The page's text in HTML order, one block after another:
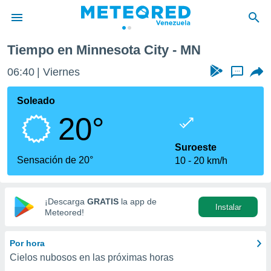
de
ha
calidad.
a este
las
y
digital
basada
Tiempo en Minnesota City - MN
06:40 Viernes ...
Soleado
20°
Sensación de 20°
Suroeste
10
20 km/h
¡Descarga GRATIS la app de
Meteored!
Instalar
Por hora
Cielos nubosos en las próximas horas